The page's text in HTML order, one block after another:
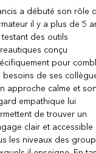
analyse des
avec l'IA
l'efficacité des
Copilot
des prompts
a débuté son rôle
il y a plus de 5
testant des outils
conçu
pour
besoins de ses
approche calme et
empathique lui
de trouver un
clair et
les niveaux des